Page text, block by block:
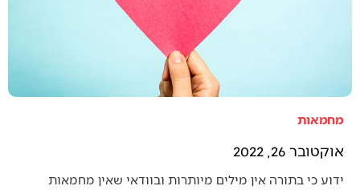
מחמאות
אוקטובר 26, 2022
ידוע כי בתורה אין מילים מיותרות ובוודאי שאין מחמאות